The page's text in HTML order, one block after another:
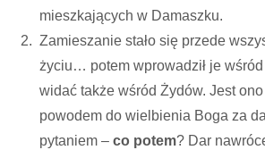
mieszkających w Damaszku.
Zamieszanie stało się przede
życiu… potem wprowadził je
widać także wśród Żydów. Jest ono
powodem do wielbienia Boga za
pytaniem – co potem? Dar